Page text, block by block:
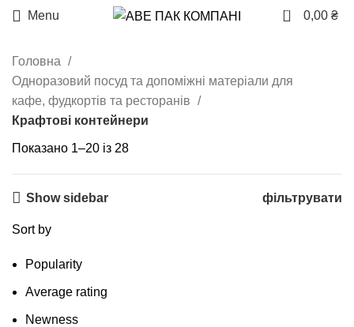
Menu 0 0,00 ₴
Головна
Одноразовий посуд та допоміжні матеріали для
кафе, фудкортів та ресторанів
Крафтові контейнери
Показано 1–20 із 28
Show sidebar фільтрувати
Sort by
Popularity
Average rating
Newness